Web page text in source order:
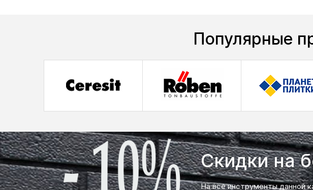
Популярные
Скидки на
На все инструменты данной